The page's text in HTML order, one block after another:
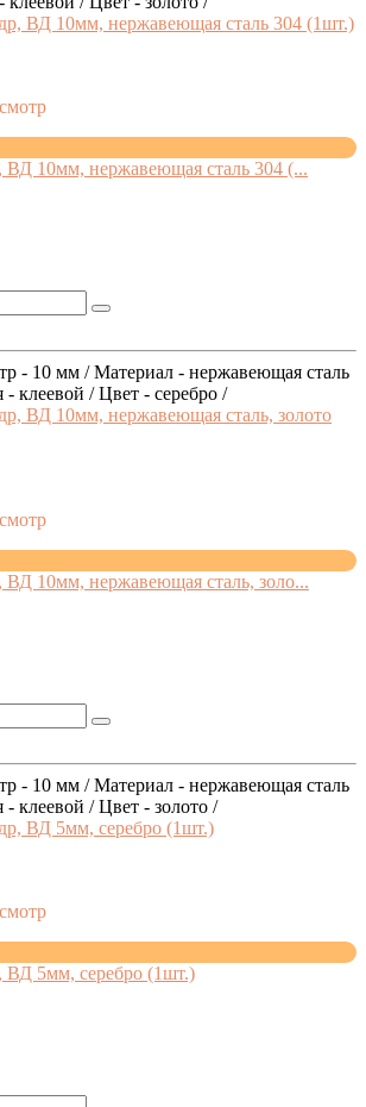
ВД 10мм, нержавеющая сталь 304 (...
- 10 мм / Материал - нержавеющая сталь
клеевой / Цвет - серебро /
10мм, нержавеющая сталь, золо...
- 10 мм / Материал - нержавеющая сталь
клеевой / Цвет - золото /
ВД 5мм, серебро (1шт.)